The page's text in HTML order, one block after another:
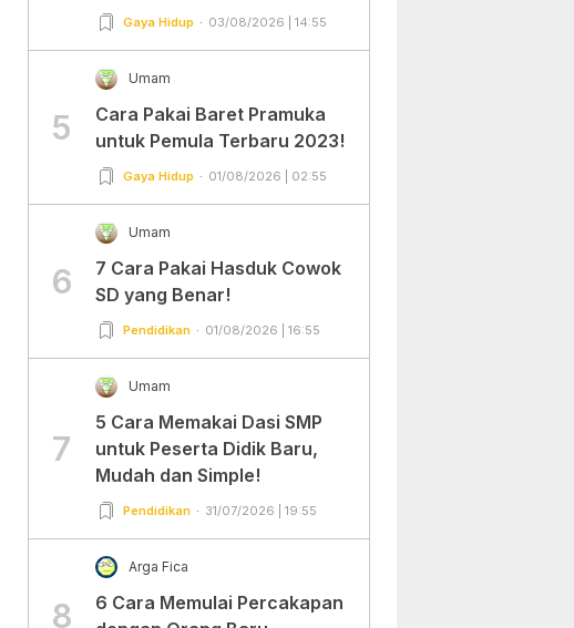
Gampang Banget dan Mudah
Gaya Hidup 03/08/2026 | 14:55
5
Umam
Cara Pakai Baret Pramuka
untuk Pemula Terbaru 2023!
Gaya Hidup 01/08/2026 | 02:55
6
Umam
7 Cara Pakai Hasduk Cowok
SD yang Benar!
Pendidikan 01/08/2026 | 16:55
7
Umam
5 Cara Memakai Dasi SMP
untuk Peserta Didik Baru,
Mudah dan Simple!
Pendidikan 31/07/2026 | 19:55
8
Arga Fica
6 Cara Memulai Percakapan